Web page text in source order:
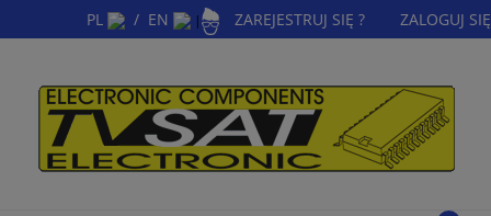
PL / EN | ZAREJESTRUJ SIĘ ? ZALOGUJ SIĘ